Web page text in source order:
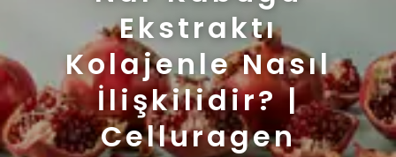
Ekstraktı
Kolajenle Nasıl
İlişkilidir? |
Celluragen